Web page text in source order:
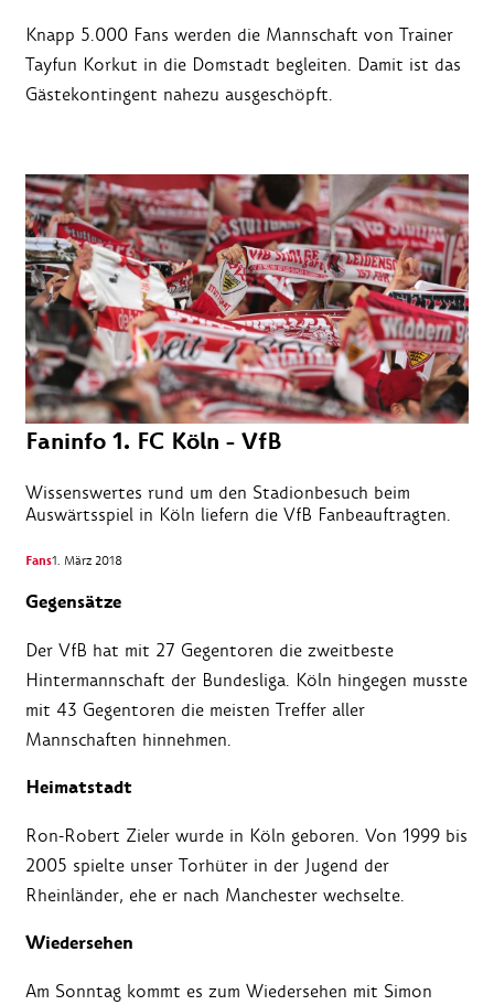
Knapp 5.000 Fans werden die Mannschaft von Trainer
Tayfun Korkut in die Domstadt begleiten. Damit ist das
Gästekontingent nahezu ausgeschöpft.
Faninfo 1. FC Köln - VfB
Wissenswertes rund um den Stadionbesuch beim
Auswärtsspiel in Köln liefern die VfB Fanbeauftragten.
Fans1. März 2018
Gegensätze
Der VfB hat mit 27 Gegentoren die zweitbeste
Hintermannschaft der Bundesliga. Köln hingegen musste
mit 43 Gegentoren die meisten Treffer aller
Mannschaften hinnehmen.
Heimatstadt
Ron-Robert Zieler wurde in Köln geboren. Von 1999 bis
2005 spielte unser Torhüter in der Jugend der
Rheinländer, ehe er nach Manchester wechselte.
Wiedersehen
Am Sonntag kommt es zum Wiedersehen mit Simon